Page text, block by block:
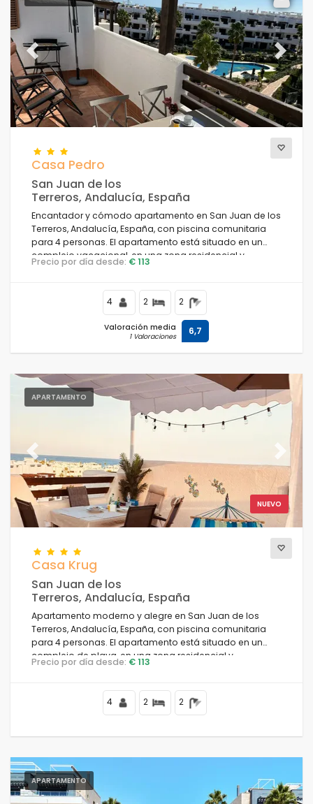
Previous Next
Casa Pedro
San Juan de los
Terreros, Andalucía, España
Encantador y cómodo apartamento en San Juan de los
Terreros, Andalucía, España, con piscina comunitaria
para 4 personas. El apartamento está situado en un
complejo vacacional, en una zona residencial y
montañosa cerca de la playa, a poca distancia de
tenis, y a 500 m de la playa Playa Nardos.
Precio por día desde: € 113
4 2 2
Valoración media
1 Valoraciones 6,7
APARTAMENTO
NUEVO
Previous Next
Casa Krug
San Juan de los
Terreros, Andalucía, España
Apartamento moderno y alegre en San Juan de los
Terreros, Andalucía, España, con piscina comunitaria
para 4 personas. El apartamento está situado en un
complejo de playa, en una zona residencial y
montañosa junto a la playa, cerca de supermercados y
Precio por día desde: € 113
4 2 2
APARTAMENTO